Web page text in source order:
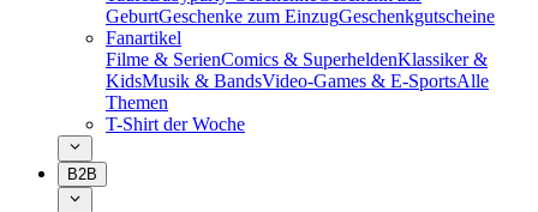
GeburtGeschenke zum EinzugGeschenkgutscheine
Fanartikel
Filme & SerienComics & SuperheldenKlassiker &
KidsMusik & BandsVideo-Games & E-SportsAlle
Themen
T-Shirt der Woche
B2B